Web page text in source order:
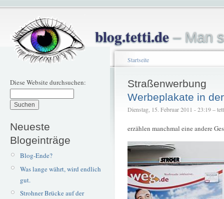
blog.tetti.de– Man
Diese Website durchsuchen:
Neueste
Blogeinträge
Blog-Ende?
Was lange währt, wird endlich
gut.
Strohner Brücke auf der
Startseite
Straßenwerbung
Werbeplakate in
Dienstag, 15. Februar 2011 - 23:19 –
erzählen manchmal eine andere